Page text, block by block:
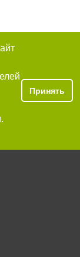
Принять